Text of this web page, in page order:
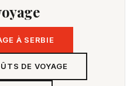
À SERBIE
DE VOYAGE